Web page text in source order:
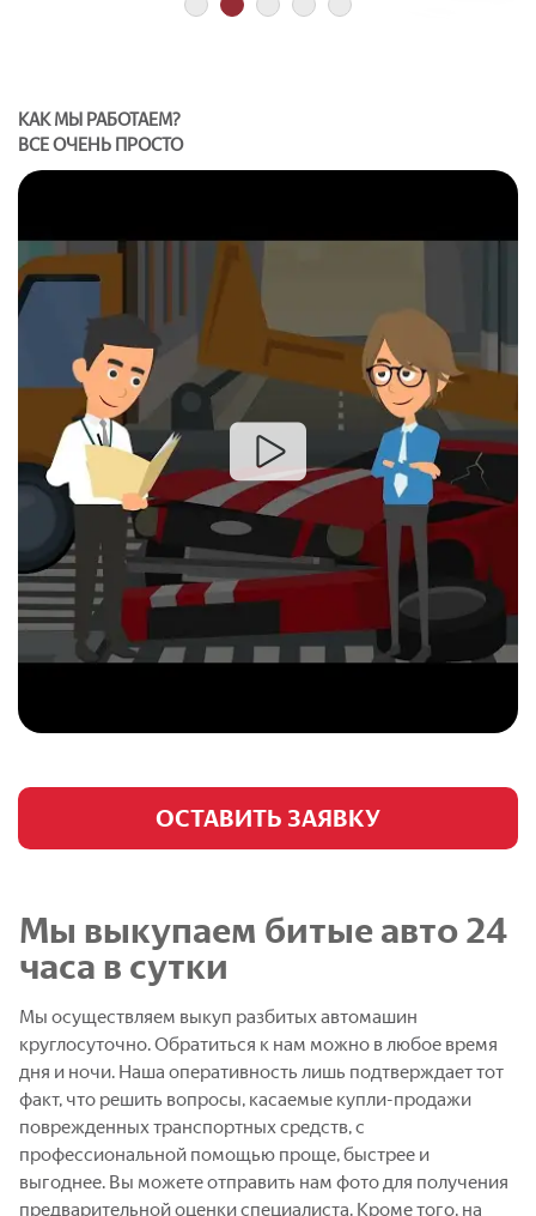
КАК МЫ РАБОТАЕМ?
ВСЕ ОЧЕНЬ ПРОСТО
ОСТАВИТЬ ЗАЯВКУ
Мы выкупаем битые авто 24
часа в сутки
Мы осуществляем выкуп разбитых автомашин
круглосуточно. Обратиться к нам можно в любое время
дня и ночи. Наша оперативность лишь подтверждает тот
факт, что решить вопросы, касаемые купли-продажи
поврежденных транспортных средств, с
профессиональной помощью проще, быстрее и
выгоднее. Вы можете отправить нам фото для получения
предварительной оценки специалиста. Кроме того, на